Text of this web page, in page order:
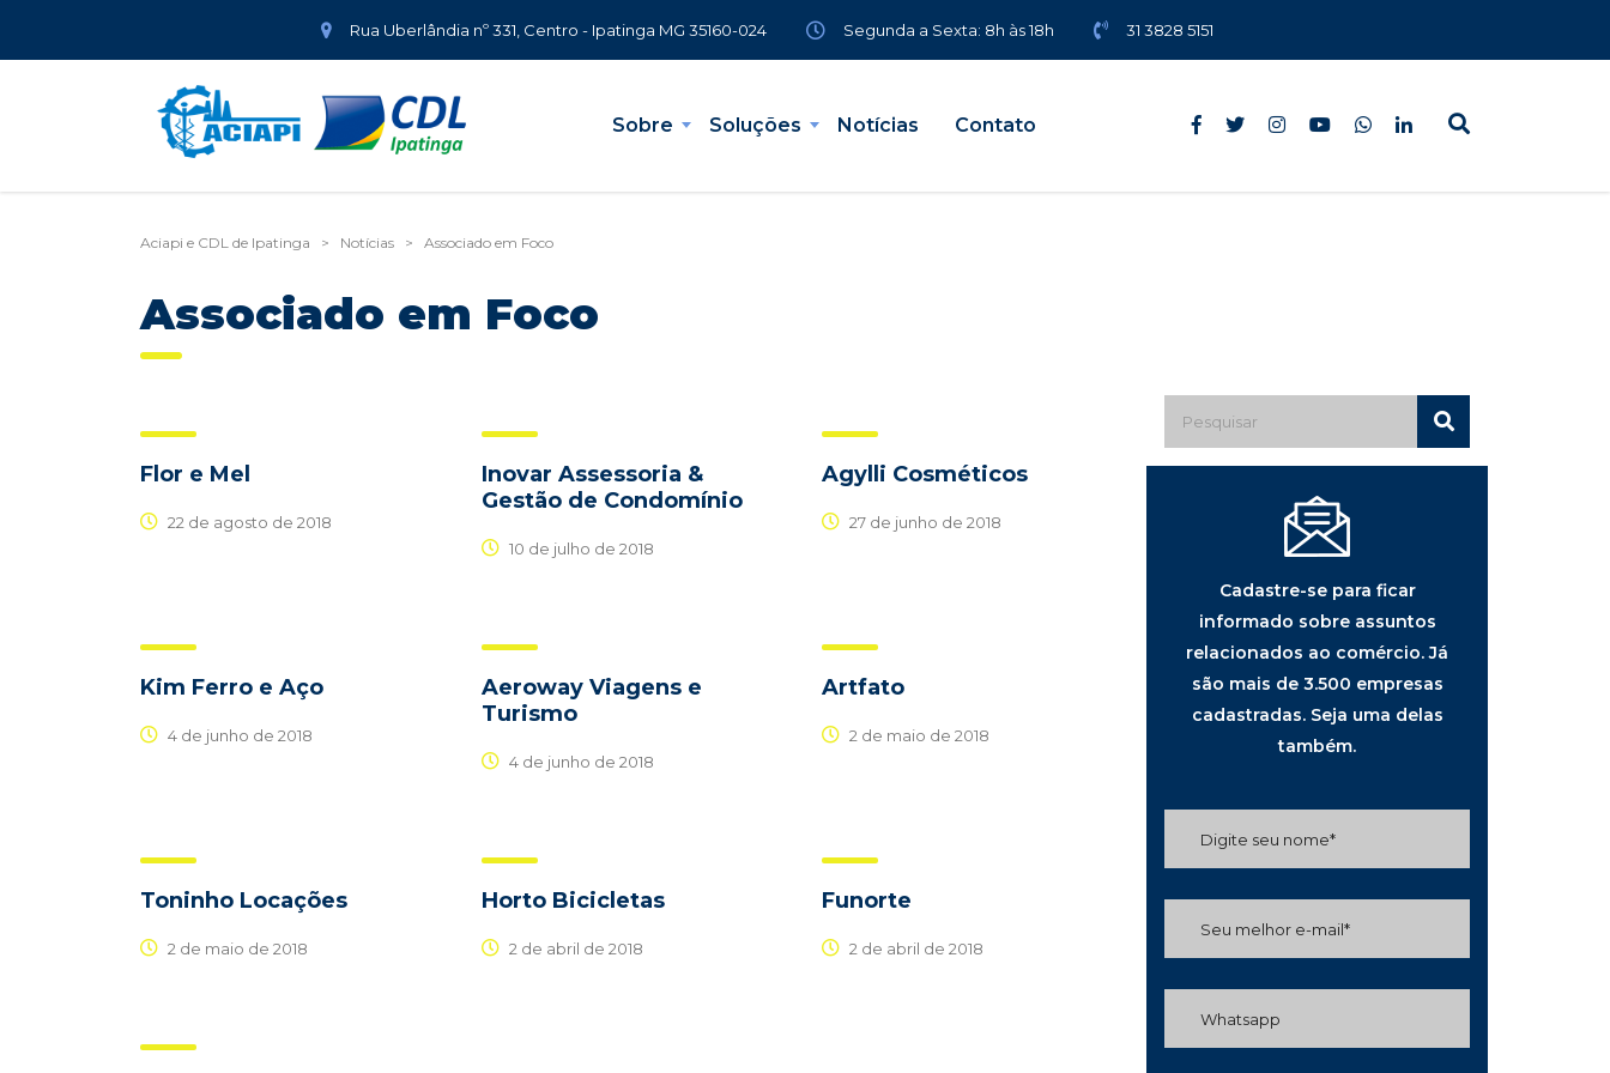
Rua Uberlândia nº 331, Centro - Ipatinga MG 35160-024 Segunda a Sexta: 8h às 18h 31 3828 5151
Sobre Soluções Notícias Contato
Aciapi e CDL de Ipatinga > Notícias > Associado em Foco
Associado em Foco
Flor e Mel
22 de agosto de 2018
Inovar Assessoria &
Gestão de Condomínio
10 de julho de 2018
Agylli Cosméticos
27 de junho de 2018
Kim Ferro e Aço
4 de junho de 2018
Aeroway Viagens e
Turismo
4 de junho de 2018
Artfato
2 de maio de 2018
Toninho Locações
2 de maio de 2018
Horto Bicicletas
2 de abril de 2018
Funorte
2 de abril de 2018
Cadastre-se para ficar
informado sobre assuntos
relacionados ao comércio. Já
são mais de 3.500 empresas
cadastradas. Seja uma delas
também.